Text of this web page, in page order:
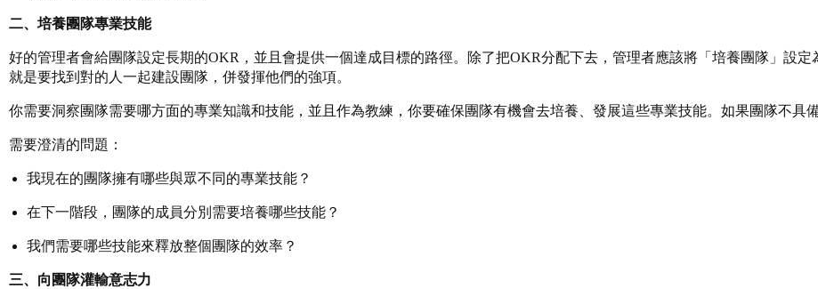
二、培養團隊專業技能
好的管理者會給團隊設定長期的OKR，並且會提供一個達成目標的路徑。除了把OKR分配下去，管理者應該將「培養團隊」設
就是要找到對的人一起建設團隊，併發揮他們的強項。
你需要洞察團隊需要哪方面的專業知識和技能，並且作為教練，你要確保團隊有機會去培養、發展這些專業技能。如果團隊不具
需要澄清的問題：
我現在的團隊擁有哪些與眾不同的專業技能？
在下一階段，團隊的成員分別需要培養哪些技能？
我們需要哪些技能來釋放整個團隊的效率？
三、向團隊灌輸意志力